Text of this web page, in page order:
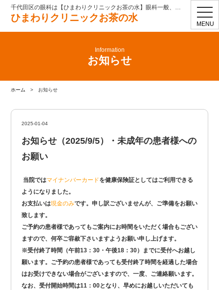
MENU
千代田区の眼科は【ひまわりクリニックお茶の水】眼科一般、コンタクト処方
ひまわりクリニックお茶の水
Information
お知らせ
ホーム > お知らせ
2025-01-04
お知らせ（2025/9/5）・未成年の患者様への
お願い
当院ではマイナンバーカードを健康保険証としてはご利用できる
ようになりました。
お支払いは現金のみです。申し訳ございませんが、ご準備をお願い
致します。
ご予約の患者様であってもご案内にお時間をいただく場合もござい
ますので、何卒ご容赦下さいますようお願い申し上げます。
※受付終了時間（午前13：30・午後18：30）までに受付へお越し
願います。ご予約の患者様であっても受付終了時間を経過した場合
はお受けできない場合がございますので、一度、ご連絡願います。
なお、受付開始時間は11：00となり、早めにお越しいただいても